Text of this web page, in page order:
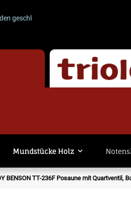
· Versand läuft weiter. --
Mundstücke Holz
BENSON TT-236F Posaune mit Quartventil,